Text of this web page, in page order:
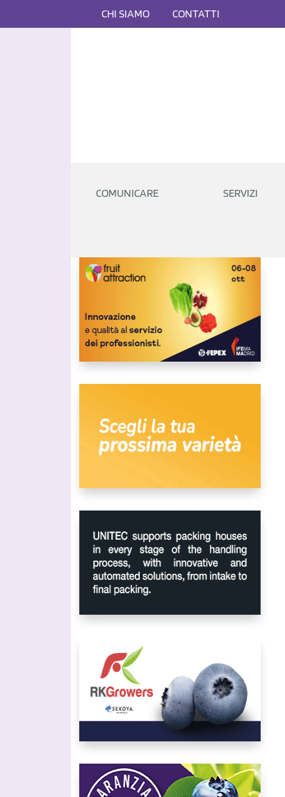
CHI SIAMO CONTATTI
COMUNICARE SERVIZI